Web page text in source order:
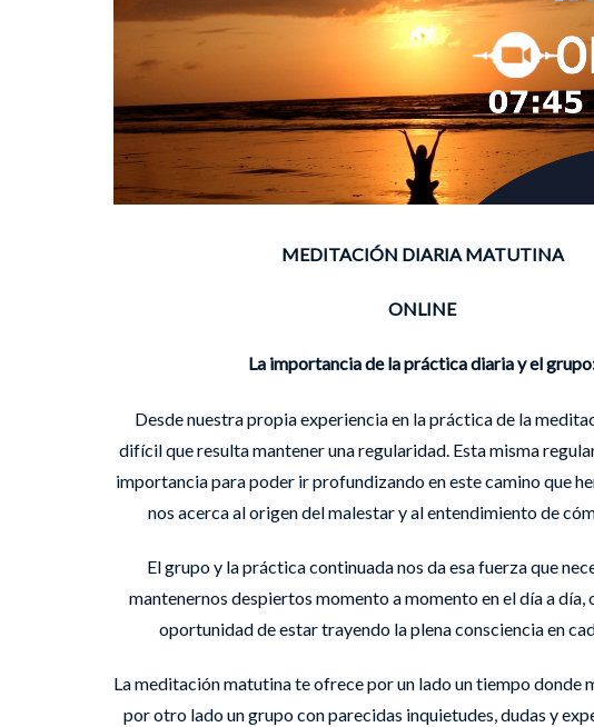
MEDITACIÓN DIARIA MATUTINA
ONLINE
La importancia de la práctica diaria y el
Desde nuestra propia experiencia en la práctica de la
difícil que resulta mantener una regularidad. Esta misma
importancia para poder ir profundizando en este camino que
nos acerca al origen del malestar y al entendimiento de
El grupo y la práctica continuada nos da esa fuerza que
mantenernos despiertos momento a momento en el día a día,
oportunidad de estar trayendo la plena consciencia en
La meditación matutina te ofrece por un lado un tiempo donde
por otro lado un grupo con parecidas inquietudes, dudas y